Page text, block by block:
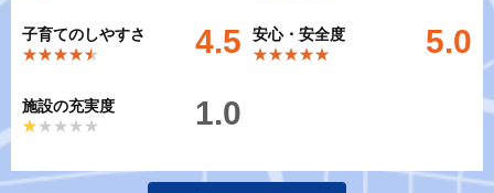
子育てのしやすさ
★★★★★
★★★★★ 4.5
安心・安全度
★★★★★
★★★★★ 5.0
施設の充実度
★★★★★
★★★★★ 1.0